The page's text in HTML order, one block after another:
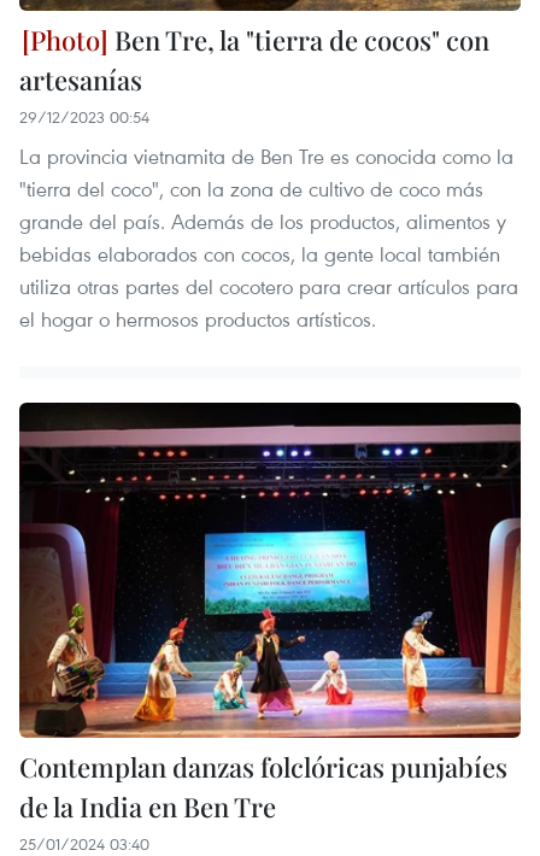
Ben Tre, la "tierra de cocos" con
artesanías
29/12/2023 00:54
La provincia vietnamita de Ben Tre es conocida como la
"tierra del coco", con la zona de cultivo de coco más
grande del país. Además de los productos, alimentos y
bebidas elaborados con cocos, la gente local también
utiliza otras partes del cocotero para crear artículos para
el hogar o hermosos productos artísticos.
Contemplan danzas folclóricas punjabíes
de la India en Ben Tre
25/01/2024 03:40